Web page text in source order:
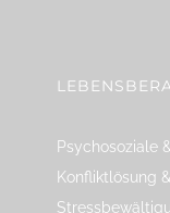
Psychosoziale
Konfliktlösung